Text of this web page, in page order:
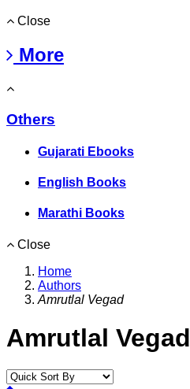
Close
More
Others
Gujarati Ebooks
English Books
Marathi Books
Close
Home
Authors
Amrutlal Vegad
Amrutlal Vegad